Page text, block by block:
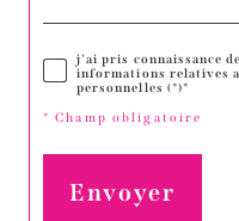
j'ai pris connaissance
informations relatives
personnelles (*)*
* Champ obligatoire
Envoyer